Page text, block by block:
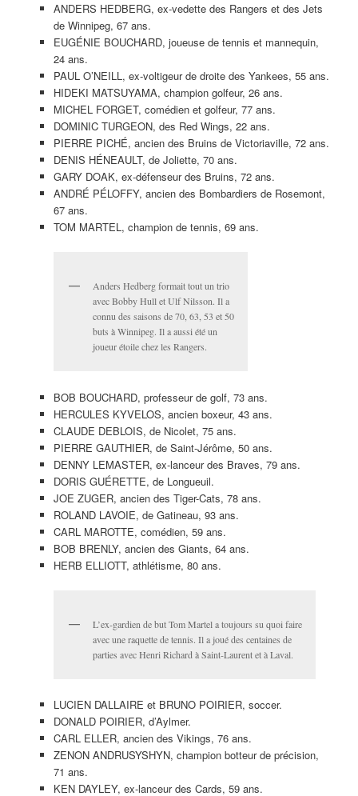
ANDERS HEDBERG, ex-vedette des Rangers et des Jets
de Winnipeg, 67 ans.
EUGÉNIE BOUCHARD, joueuse de tennis et mannequin,
24 ans.
PAUL O’NEILL, ex-voltigeur de droite des Yankees, 55 ans.
HIDEKI MATSUYAMA, champion golfeur, 26 ans.
MICHEL FORGET, comédien et golfeur, 77 ans.
DOMINIC TURGEON, des Red Wings, 22 ans.
PIERRE PICHÉ, ancien des Bruins de Victoriaville, 72 ans.
DENIS HÉNEAULT, de Joliette, 70 ans.
GARY DOAK, ex-défenseur des Bruins, 72 ans.
ANDRÉ PÉLOFFY, ancien des Bombardiers de Rosemont,
67 ans.
TOM MARTEL, champion de tennis, 69 ans.
Anders Hedberg formait tout un trio
avec Bobby Hull et Ulf Nilsson. Il a
connu des saisons de 70, 63, 53 et 50
buts à Winnipeg. Il a aussi été un
joueur étoile chez les Rangers.
BOB BOUCHARD, professeur de golf, 73 ans.
HERCULES KYVELOS, ancien boxeur, 43 ans.
CLAUDE DEBLOIS, de Nicolet, 75 ans.
PIERRE GAUTHIER, de Saint-Jérôme, 50 ans.
DENNY LEMASTER, ex-lanceur des Braves, 79 ans.
DORIS GUÉRETTE, de Longueuil.
JOE ZUGER, ancien des Tiger-Cats, 78 ans.
ROLAND LAVOIE, de Gatineau, 93 ans.
CARL MAROTTE, comédien, 59 ans.
BOB BRENLY, ancien des Giants, 64 ans.
HERB ELLIOTT, athlétisme, 80 ans.
L’ex-gardien de but Tom Martel a toujours su quoi faire
avec une raquette de tennis. Il a joué des centaines de
parties avec Henri Richard à Saint-Laurent et à Laval.
LUCIEN DALLAIRE et BRUNO POIRIER, soccer.
DONALD POIRIER, d’Aylmer.
CARL ELLER, ancien des Vikings, 76 ans.
ZENON ANDRUSYSHYN, champion botteur de précision,
71 ans.
KEN DAYLEY, ex-lanceur des Cards, 59 ans.